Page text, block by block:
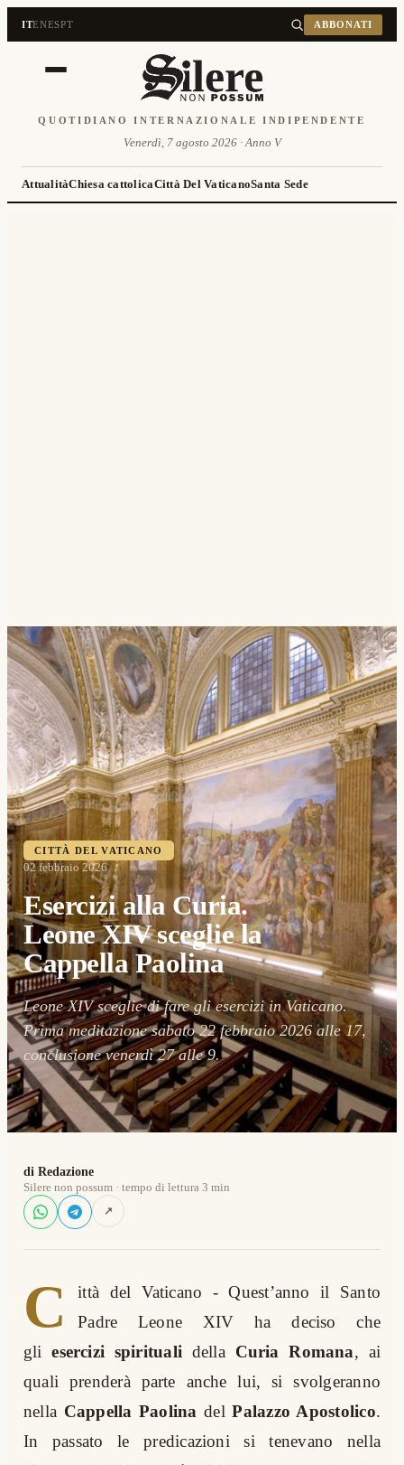
ITENESPT ABBONATI
QUOTIDIANO INTERNAZIONALE INDIPENDENTE
Venerdì, 7 agosto 2026 · Anno V
AttualitàChiesa cattolicaCittà Del VaticanoSanta Sede
CITTÀ DEL VATICANO
02 febbraio 2026
Esercizi alla Curia.
Leone XIV sceglie la
Cappella Paolina
Leone XIV sceglie di fare gli esercizi in Vaticano.
Prima meditazione sabato 22 febbraio 2026 alle 17,
conclusione venerdì 27 alle 9.
di Redazione
Silere non possum · tempo di lettura 3 min
↗
C
ittà del Vaticano - Quest’anno il Santo
Padre Leone XIV ha deciso che
gli esercizi spirituali della Curia Romana, ai
quali prenderà parte anche lui, si svolgeranno
nella Cappella Paolina del Palazzo Apostolico.
In passato le predicazioni si tenevano nella